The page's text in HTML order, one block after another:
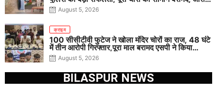
गिरफ्तार
August 5, 2026
क्राइम
100 सीसीटीवी फुटेज ने खोला मंदिर चोरों का राज, 48 घंटे
में तीन आरोपी गिरफ्तार,पूरा माल बरामद एसपी ने किया
खुलासाAugust 5, 2026
BILASPUR NEWS